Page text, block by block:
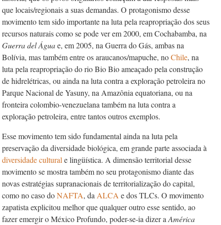
que locais/regionais a suas demandas. O protagonismo desse
movimento tem sido importante na luta pela reapropriação dos seus
recursos naturais como se pode ver em 2000, em Cochabamba, na
Guerra del Águae, em 2005, na Guerra do Gás, ambas na
Bolívia, mas também entre os araucanos/mapuche, noChile, na
luta pela reapropriação do rio Bio Bio ameaçado pela construção
de hidrelétricas, ou ainda na luta contra a exploração petroleira no
Parque Nacional de Yasuny, na Amazônia equatoriana, ou na
fronteira colombio-venezuelana também na luta contra a
exploração petroleira, entre tantos outros exemplos.
Esse movimento tem sido fundamental ainda na luta pela
preservação da diversidade biológica, em grande parte associada à
diversidade cultural e lingüística. A dimensão territorial desse
movimento se mostra também no seu protagonismo diante das
novas estratégias supranacionais de territorialização do capital,
como no caso doNAFTA, da ALCA e dos TLCs. O movimento
zapatista explicitou melhor que qualquer outro esse sentido, ao
fazer emergir o México Profundo, poder-se-ia dizer a América